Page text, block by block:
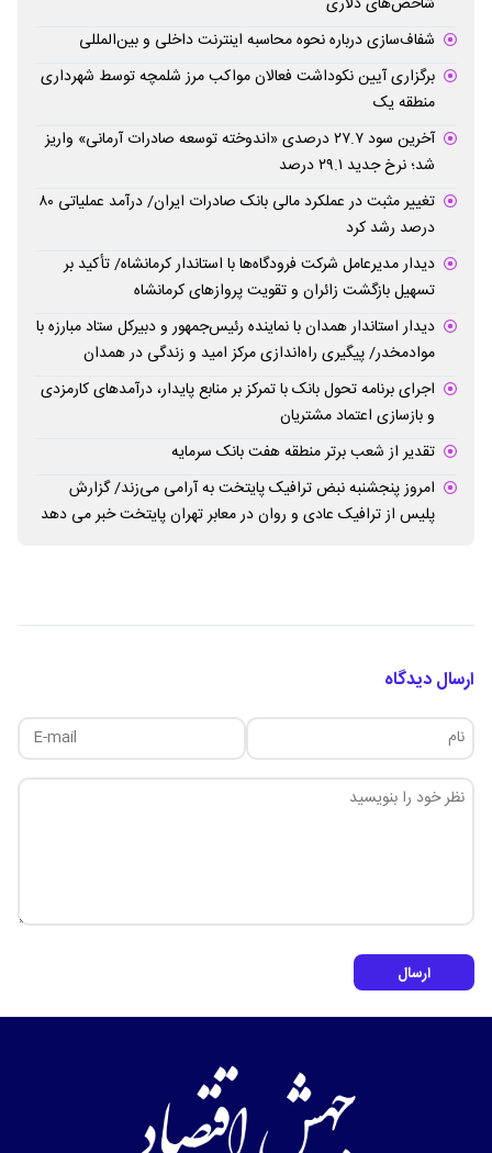
شفاف‌سازی درباره نحوه محاسبه اینترنت داخلی و بین‌المللی
برگزاری آیین نکوداشت فعالان مواکب مرز شلمچه توسط شهرداری
منطقه یک
آخرین سود ۲۷.۷ درصدی «اندوخته توسعه صادرات آرمانی» واریز
شد؛ نرخ جدید ۲۹.۱ درصد
تغییر مثبت در عملکرد مالی بانک صادرات ایران/ درآمد عملیاتی ۸۰
درصد رشد کرد
دیدار مدیرعامل شرکت فرودگاه‌ها با استاندار کرمانشاه/ تأکید بر
تسهیل بازگشت زائران و تقویت پروازهای کرمانشاه
دیدار استاندار همدان با نماینده رئیس‌جمهور و دبیرکل ستاد مبارزه با
موادمخدر/ پیگیری راه‌اندازی مرکز امید و زندگی در همدان
اجرای برنامه تحول بانک با تمرکز بر منابع پایدار، درآمدهای کارمزدی
و بازسازی اعتماد مشتریان
تقدیر از شعب برتر منطقه هفت بانک سرمایه
امروز پنجشنبه نبض ترافیک پایتخت به آرامی می‌زند/ گزارش
پلیس از ترافیک عادی و روان در معابر تهران پایتخت خبر می دهد
ارسال دیدگاه
ارسال